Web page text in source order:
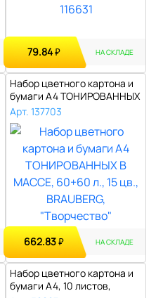
79.84₽ НА СКЛАДЕ
Набор цветного картона и
бумаги А4 ТОНИРОВАННЫХ
В МАССЕ..
Арт. 137703
662.83₽ НА СКЛАДЕ
Набор цветного картона и
бумаги А4, 10 листов,